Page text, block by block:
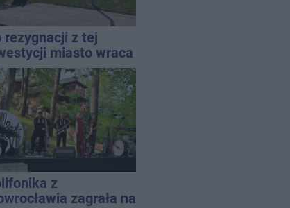
rezygnacji z tej
miasto wraca
tematu
z
zagrała na